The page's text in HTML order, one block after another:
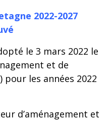
2022-2027
le 3 mars 2022 le
et de
pour les années 2022
d’aménagement et